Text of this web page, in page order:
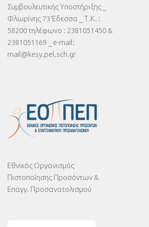
Συμβουλευτικής Υποστήριξης _
Φλωρίνης 73 Έδεσσα _ Τ.Κ. :
58200 τηλέφωνο : 2381051450 &
2381051169 _ e-mail:
mail@kesy.pel.sch.gr
Εθνικός Οργανισμός
Πιστοποίησης Προσόντων &
Επαγγ. Προσανατολισμού